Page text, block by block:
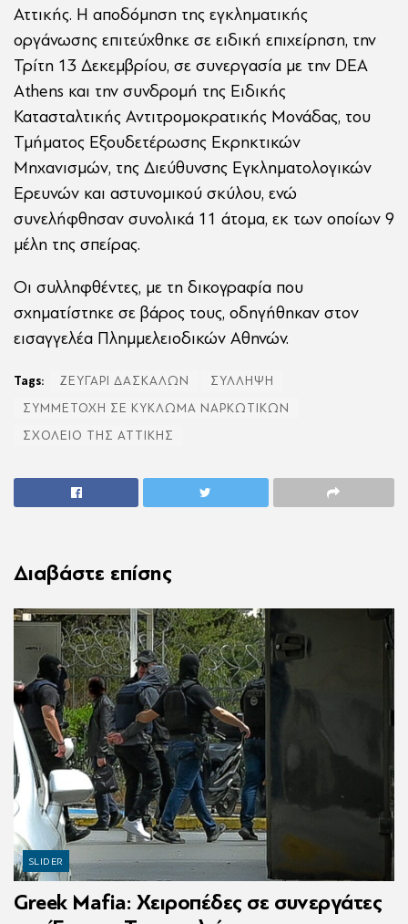
Αττικής. Η αποδόμηση της εγκληματικής
οργάνωσης επιτεύχθηκε σε ειδική επιχείρηση, την
Τρίτη 13 Δεκεμβρίου, σε συνεργασία με την DEA
Athens και την συνδρομή της Ειδικής
Κατασταλτικής Αντιτρομοκρατικής Μονάδας, του
Τμήματος Εξουδετέρωσης Εκρηκτικών
Μηχανισμών, της Διεύθυνσης Εγκληματολογικών
Ερευνών και αστυνομικού σκύλου, ενώ
συνελήφθησαν συνολικά 11 άτομα, εκ των οποίων 9
μέλη της σπείρας.
Οι συλληφθέντες, με τη δικογραφία που
σχηματίστηκε σε βάρος τους, οδηγήθηκαν στον
εισαγγελέα Πλημμελειοδικών Αθηνών.
Tags: ΖΕΥΓΑΡΙ ΔΑΣΚΑΛΩΝ
ΣΥΛΛΗΨΗ
ΣΥΜΜΕΤΟΧΗ ΣΕ ΚΥΚΛΩΜΑ ΝΑΡΚΩΤΙΚΩΝ
ΣΧΟΛΕΙΟ ΤΗΣ ΑΤΤΙΚΗΣ
Διαβάστε επίσης
SLIDER
Greek Mafia: Χειροπέδες σε συνεργάτες